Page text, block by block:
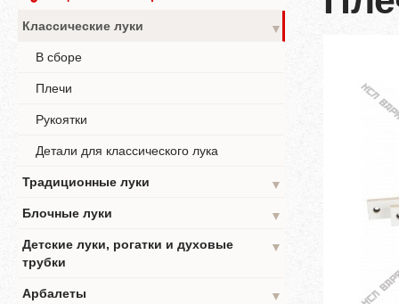
Классические луки
▼
В сборе
Плечи
Рукоятки
Детали для классического лука
Традиционные луки
▼
Блочные луки
▼
Детские луки, рогатки и духовые
трубки
▼
Арбалеты
▼